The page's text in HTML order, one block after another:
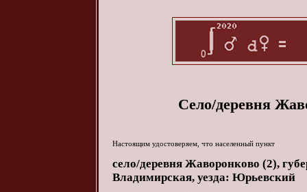
Село/деревня
Настоящим удостоверяем, что населенный пункт
село/деревня Жаворонково (2),
Владимирская, уезда: Юрьевский